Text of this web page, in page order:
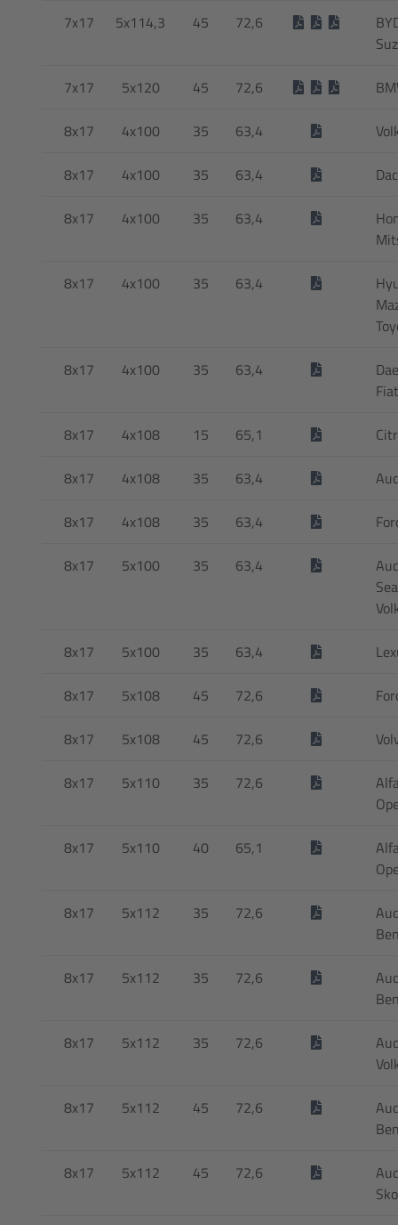
7x17 5x114,3 45 72,6
7x17 5x120 45 72,6
8x17 4x100 35 63,4
8x17 4x100 35 63,4
8x17 4x100 35 63,4
8x17 4x100 35 63,4
8x17 4x100 35 63,4
8x17 4x108 15 65,1
8x17 4x108 35 63,4
8x17 4x108 35 63,4
8x17 5x100 35 63,4
8x17 5x100 35 63,4
8x17 5x108 45 72,6
8x17 5x108 45 72,6
8x17 5x110 35 72,6
8x17 5x110 40 65,1
8x17 5x112 35 72,6
8x17 5x112 35 72,6
8x17 5x112 35 72,6
8x17 5x112 45 72,6
8x17 5x112 45 72,6